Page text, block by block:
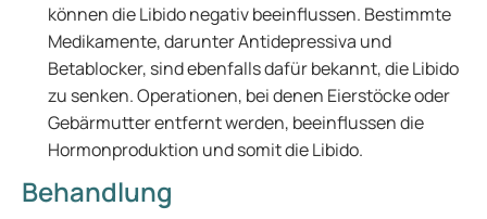
können die Libido negativ beeinflussen. Bestimmte
Medikamente, darunter Antidepressiva und
Betablocker, sind ebenfalls dafür bekannt, die Libido
zu senken. Operationen, bei denen Eierstöcke oder
Gebärmutter entfernt werden, beeinflussen die
Hormonproduktion und somit die Libido.
Behandlung